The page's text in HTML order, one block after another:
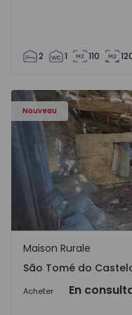
2 1 110
Nouveau
Maison Vila Real, São
São Tomé do
Maison Rurale
São Tomé do
Acheter En